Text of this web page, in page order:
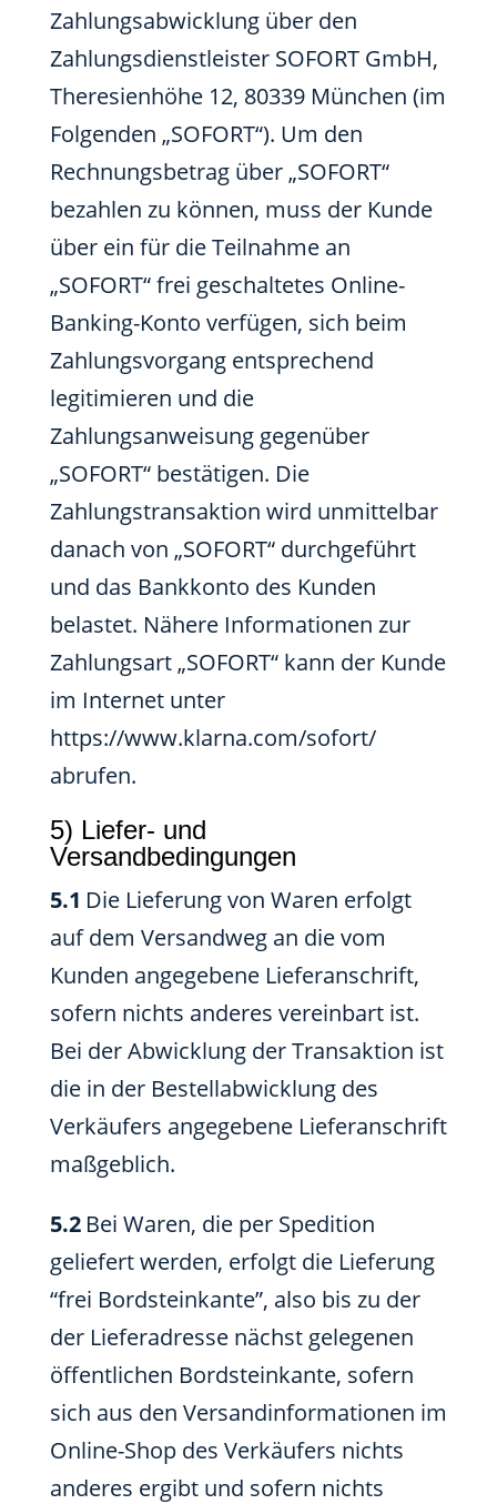
Zahlungsabwicklung über den
Zahlungsdienstleister SOFORT GmbH,
Theresienhöhe 12, 80339 München (im
Folgenden „SOFORT“). Um den
Rechnungsbetrag über „SOFORT“
bezahlen zu können, muss der Kunde
über ein für die Teilnahme an
„SOFORT“ frei geschaltetes Online-
Banking-Konto verfügen, sich beim
Zahlungsvorgang entsprechend
legitimieren und die
Zahlungsanweisung gegenüber
„SOFORT“ bestätigen. Die
Zahlungstransaktion wird unmittelbar
danach von „SOFORT“ durchgeführt
und das Bankkonto des Kunden
belastet. Nähere Informationen zur
Zahlungsart „SOFORT“ kann der Kunde
im Internet unter
https://www.klarna.com/sofort/
abrufen.
5) Liefer- und
Versandbedingungen
5.1 Die Lieferung von Waren erfolgt
auf dem Versandweg an die vom
Kunden angegebene Lieferanschrift,
sofern nichts anderes vereinbart ist.
Bei der Abwicklung der Transaktion ist
die in der Bestellabwicklung des
Verkäufers angegebene Lieferanschrift
maßgeblich.
5.2Bei Waren, die per Spedition
geliefert werden, erfolgt die Lieferung
“frei Bordsteinkante”, also bis zu der
der Lieferadresse nächst gelegenen
öffentlichen Bordsteinkante, sofern
sich aus den Versandinformationen im
Online-Shop des Verkäufers nichts
anderes ergibt und sofern nichts